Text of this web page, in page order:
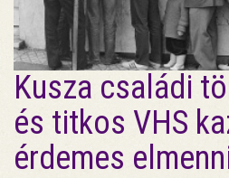
Kusza családi
és titkos VHS
érdemes